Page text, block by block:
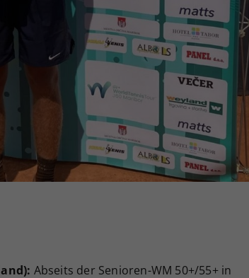
Abseits der Senioren-WM 50+/55+ in